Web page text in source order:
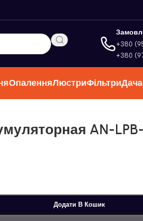
+380
+380
ОпаленняЛюстриФільтри
AN-
Додати В Кошик